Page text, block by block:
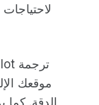
موقعك
الدقة.